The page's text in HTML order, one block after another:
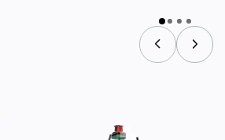
全天候無人操作：
全天候連續運作，確保無縫生產，無
快速自動充電與延長續